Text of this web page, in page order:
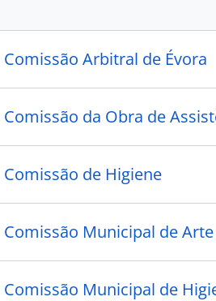
Comissão Arbitral de Évora
Comissão da Obra de
Comissão de Higiene
Comissão Municipal de
Comissão Municipal de